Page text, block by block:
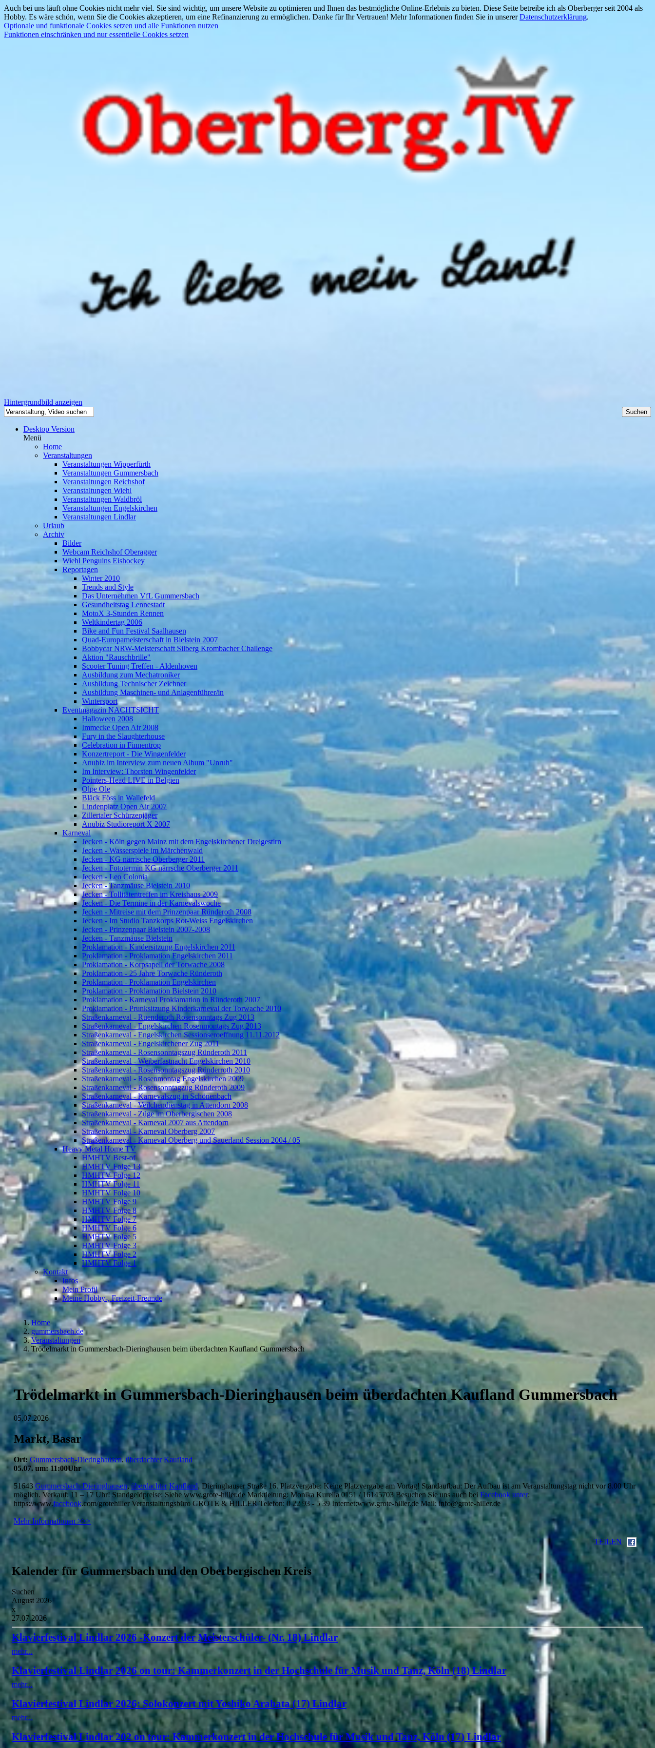
Auch bei uns läuft ohne Cookies nicht mehr viel. Sie sind wichtig, um unsere Website zu optimieren und Ihnen das bestmögliche Online-Erlebnis zu bieten. Diese Seite betreibe ich als Oberberger seit 2004 als
Hobby. Es wäre schön, wenn Sie die Cookies akzeptieren, um eine Refinanzierung zu ermöglichen. Danke für Ihr Vertrauen! Mehr Informationen finden Sie in unsererDatenschutzerklärung.
Optionale und funktionale Cookies setzen und alle Funktionen nutzen
Funktionen einschränken und nur essentielle Cookies setzen
Hintergrundbild anzeigen
Desktop Version
Menü
Home
Veranstaltungen
Veranstaltungen Wipperfürth
Veranstaltungen Gummersbach
Veranstaltungen Reichshof
Veranstaltungen Wiehl
Veranstaltungen Waldbröl
Veranstaltungen Engelskirchen
Veranstaltungen Lindlar
Urlaub
Archiv
Bilder
Webcam Reichshof Oberagger
Wiehl Penguins Eishockey
Reportagen
Winter 2010
Trends and Style
Das Unternehmen VfL Gummersbach
Gesundheitstag Lennestadt
MotoX 3-Stunden Rennen
Weltkindertag 2006
Bike and Fun Festival Saalhausen
Quad-Europameisterschaft in Bielstein 2007
Bobbycar NRW-Meisterschaft Silberg Krombacher Challenge
Aktion "Rauschbrille"
Scooter Tuning Treffen - Aldenhoven
Ausbildung zum Mechatroniker
Ausbildung Technischer Zeichner
Ausbildung Maschinen- und Anlagenführer/in
Wintersport
Eventmagazin NACHTSICHT
Halloween 2008
Immecke Open Air 2008
Fury in the Slaughterhouse
Celebration in Finnentrop
Konzertreport - Die Wingenfelder
Anubiz im Interview zum neuen Album "Unruh"
Im Interview: Thorsten Wingenfelder
Pointers-Head LIVE in Belgien
Olpe Ole
Bläck Föss in Wallefeld
Lindenplatz Open Air 2007
Zillertaler Schürzenjäger
Anubiz Studioreport X 2007
Karneval
Jecken - Köln gegen Mainz mit dem Engelskirchener Dreigestirn
Jecken - Wasserspiele im Märchenwald
Jecken - KG närrische Oberberger 2011
Jecken - Fototermin KG närrsche Oberberger 2011
Jecken - Leo Colonia
Jecken - Tanzmäuse Bielstein 2010
Jecken - Tollitätentreffen im Kreishaus 2009
Jecken - Die Termine in der Karnevalswoche
Jecken - Mitreise mit dem Prinzenpaar Ründeroth 2008
Jecken - Im Studio Tanzkorps Rot-Weiss Engelskirchen
Jecken - Prinzenpaar Bielstein 2007-2008
Jecken - Tanzmäuse Bielstein
Proklamation - Kindersitzung Engelskirchen 2011
Proklamation - Proklamation Engelskirchen 2011
Proklamation - Korpsapell der Torwache 2008
Proklamation - 25 Jahre Torwache Ründeroth
Proklamation - Proklamation Engelskirchen
Proklamation - Proklamation Bielstein 2010
Proklamation - Karneval Proklamation in Ründeroth 2007
Proklamation - Prunksitzung Kinderkarneval der Torwache 2010
Straßenkarneval - Ruenderoth Rosensonntags Zug 2013
Straßenkarneval - Engelskirchen Rosenmontags Zug 2013
Straßenkarneval - Engelskirchen Sessionseroeffnung 11.11.2012
Straßenkarneval - Engelskirchener Zug 2011
Straßenkarneval - Rosensonntagszug Ründeroth 2011
Straßenkarneval - Weiberfastnacht Engelskirchen 2010
Straßenkarneval - Rosensonntagszug Ründerroth 2010
Straßenkarneval - Rosenmontag Engelskirchen 2009
Straßenkarneval - Rosensonntagzug Ründeroth 2009
Straßenkarneval - Karnevalszug in Schönenbach
Straßenkarneval - Veilchendienstag in Attendorn 2008
Straßenkarneval - Züge im Oberbergischen 2008
Straßenkarneval - Karneval 2007 aus Attendorn
Straßenkarneval - Karneval Oberberg 2007
Straßenkarneval - Karneval Oberberg und Sauerland Session 2004 / 05
Heavy Metal Home TV
HMHTV Best-of
HMHTV Folge 13
HMHTV Folge 12
HMHTV Folge 11
HMHTV Folge 10
HMHTV Folge 9
HMHTV Folge 8
HMHTV Folge 7
HMHTV Folge 6
HMHTV Folge 5
HMHTV Folge 3
HMHTV Folge 2
HMHTV Folge 1
Kontakt
Infos
Mein Profil
Meine Hobby-, Freizeit-Freunde
Home
gummersbach.de
Veranstaltungen
Trödelmarkt in Gummersbach-Dieringhausen beim überdachten Kaufland Gummersbach
Trödelmarkt in Gummersbach-Dieringhausen beim überdachten Kaufland Gummersbach
05.07.2026
Markt, Basar
Ort: Gummersbach-Dieringhausen,überdachter Kaufland
05.07. um: 11:00Uhr
51643 Gummersbach-Dieringhausen,überdachter Kaufland, Dieringhauser Straße 16. Platzvergabe: Keine Platzvergabe am Vortag! Standaufbau: Der Aufbau ist am Veranstaltungstag nicht vor 8.00 Uhr
möglich. Verkauf: 11 – 17 Uhr! Standgeldpreise: Siehe www.grote-hiller.de Marktleitung: Monika Kurella 0151 / 16145703 Besuchen Sie uns auch bei Facebook unter:
https://www.facebook.com/grotehiller Veranstaltungsbüro GROTE & HILLER Telefon: 0 22 93 - 5 39 Internet:www.grote-hiller.de Mail: info@grote-hiller.de
Mehr Informationen >>>
TEILEN
Kalender für Gummersbach und den Oberbergischen Kreis
Suchen
August 2026
x
27.07.2026
Klavierfestival Lindlar 2026 -Konzert der Meisterschüler- (Nr. 18) Lindlar
mehr...
Klavierfestival Lindlar 2026 on tour: Kammerkonzert in der Hochschule für Musik und Tanz, Köln (18) Lindlar
mehr...
Klavierfestival Lindlar 2026: Solokonzert mit Yoshiko Arahata (17) Lindlar
mehr...
Klavierfestival Lindlar 202 on tour: Kammerkonzert in der Hochschule für Musik und Tanz, Köln (17) Lindlar